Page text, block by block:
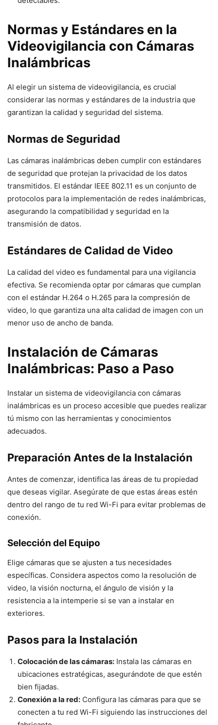
Normas y Estándares en la
Videovigilancia con Cámaras
Inalámbricas
Al elegir un sistema de videovigilancia, es crucial
considerar las normas y estándares de la industria que
garantizan la calidad y seguridad del sistema.
Normas de Seguridad
Las cámaras inalámbricas deben cumplir con estándares
de seguridad que protejan la privacidad de los datos
transmitidos. El estándar IEEE 802.11 es un conjunto de
protocolos para la implementación de redes inalámbricas,
asegurando la compatibilidad y seguridad en la
transmisión de datos.
Estándares de Calidad de Video
La calidad del video es fundamental para una vigilancia
efectiva. Se recomienda optar por cámaras que cumplan
con el estándar H.264 o H.265 para la compresión de
video, lo que garantiza una alta calidad de imagen con un
menor uso de ancho de banda.
Instalación de Cámaras
Inalámbricas: Paso a Paso
Instalar un sistema de videovigilancia con cámaras
inalámbricas es un proceso accesible que puedes realizar
tú mismo con las herramientas y conocimientos
adecuados.
Preparación Antes de la Instalación
Antes de comenzar, identifica las áreas de tu propiedad
que deseas vigilar. Asegúrate de que estas áreas estén
dentro del rango de tu red Wi-Fi para evitar problemas de
conexión.
Selección del Equipo
Elige cámaras que se ajusten a tus necesidades
específicas. Considera aspectos como la resolución de
video, la visión nocturna, el ángulo de visión y la
resistencia a la intemperie si se van a instalar en
exteriores.
Pasos para la Instalación
Colocación de las cámaras: Instala las cámaras en
ubicaciones estratégicas, asegurándote de que estén
bien fijadas.
Conexión a la red: Configura las cámaras para que se
conecten a tu red Wi-Fi siguiendo las instrucciones del